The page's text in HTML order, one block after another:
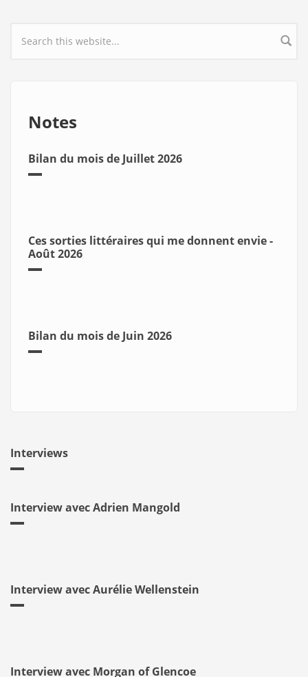
Search form
Notes
Bilan du mois de Juillet 2026
Ces sorties littéraires qui me donnent envie -
Août 2026
Bilan du mois de Juin 2026
Interviews
Interview avec Adrien Mangold
Interview avec Aurélie Wellenstein
Interview avec Morgan of Glencoe